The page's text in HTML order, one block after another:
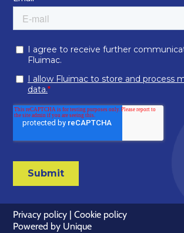
Privacy policy |Cookie policy
Powered by Unique